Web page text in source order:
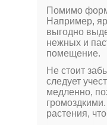
Помимо
Например,
выгодно
нежных и
помещение.
Не стоит
следует
медленно,
растения,